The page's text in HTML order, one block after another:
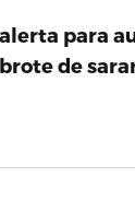
para
de